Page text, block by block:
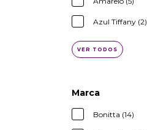
Azul Tiffany (2)
VER TODOS
Marca
Bonitta (14)